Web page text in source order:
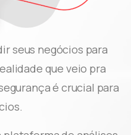
seus negócios para
que veio pra
é crucial para